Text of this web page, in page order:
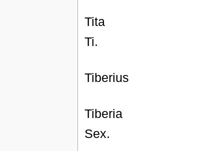
Tita
Ti.
Tiberius
Tiberia
Sex.